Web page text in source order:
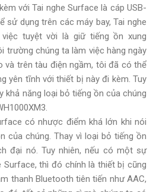
với Tai nghe Surface là cáp USB-
sử dụng trên các máy bay, Tai nghe
tuyệt vời là giữ tiếng ồn xung
trường chúng ta làm việc hàng ngày
và trên tàu điện ngầm, tôi đã có thể
yên tĩnh với thiết bị này đi kèm. Tuy
khả năng loại bỏ tiếng ồn của chúng
có nhược điểm khá lớn khi nói
của chúng. Thay vì loại bỏ tiếng ồn
đại nó. Tuy nhiên, nếu có một sự
Surface, thì đó chính là thiết bị cũng
thanh Bluetooth tiên tiến như AAC,